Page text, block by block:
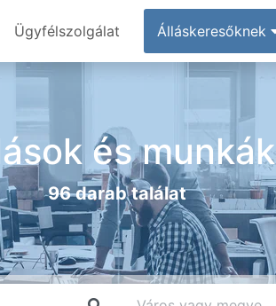
Ügyfélszolgálat Álláskeresőknek
és munkák
96 darab találat